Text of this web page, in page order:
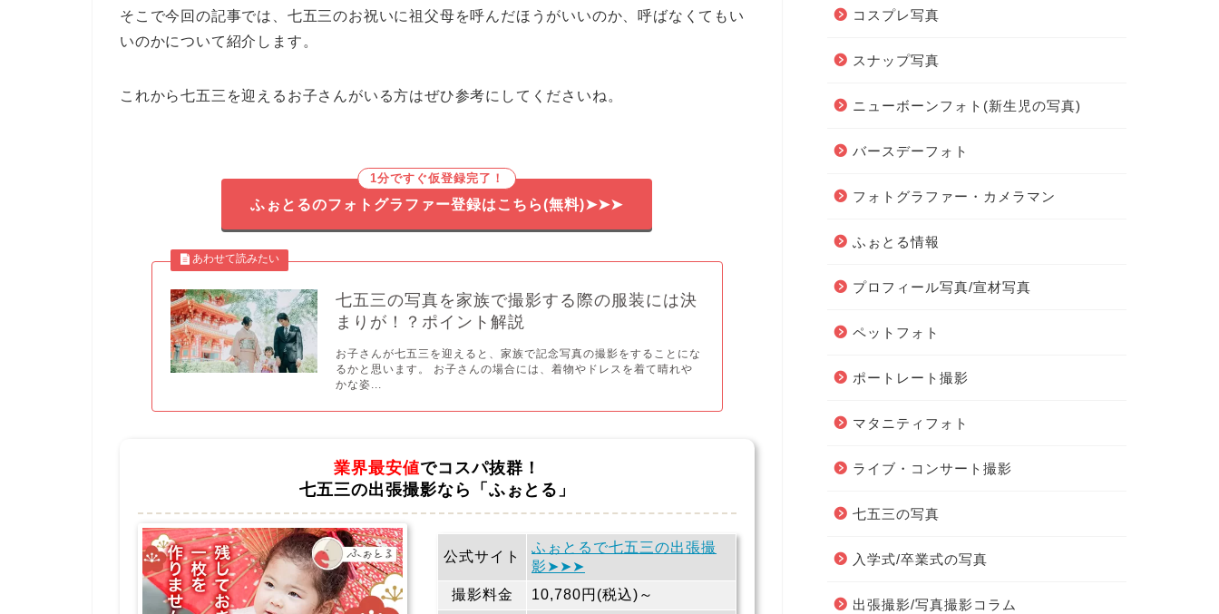
そこで今回の記事では、七五三のお祝いに祖父母を呼んだほうがいいのか、呼ばなくてもい
いのかについて紹介します。
これから七五三を迎えるお子さんがいる方はぜひ参考にしてくださいね。
1分ですぐ仮登録完了！
ふぉとるのフォトグラファー登録はこちら(無料)➤➤➤
七五三の写真を家族で撮影する際の服装には決
まりが！？ポイント解説
お子さんが七五三を迎えると、家族で記念写真の撮影をすることにな
るかと思います。 お子さんの場合には、着物やドレスを着て晴れや
かな姿...
業界最安値でコスパ抜群！
七五三の出張撮影なら「ふぉとる」
公式サイト
ふぉとるで七五三の出張撮
影➤➤➤
撮影料金
10,780円(税込)～
コスプレ写真
スナップ写真
ニューボーンフォト(新生児の写真)
バースデーフォト
フォトグラファー・カメラマン
ふぉとる情報
プロフィール写真/宣材写真
ペットフォト
ポートレート撮影
マタニティフォト
ライブ・コンサート撮影
七五三の写真
入学式/卒業式の写真
出張撮影/写真撮影コラム